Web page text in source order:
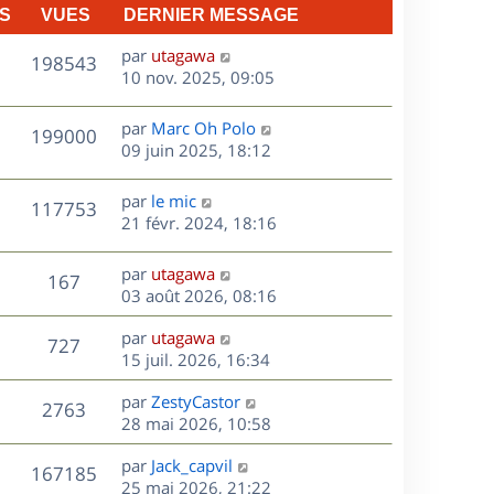
e
s
n
i
e
r
e
s
a
g
e
VUES DERNIER MESSAGE
198543V
u
e
s
D
e
n
i
r
m
e
s
s
a
g
e
par utagawa
10 nov. 2025, 09:05
199000V
u
e
s
D
e
i
e
r
m
e
s
a
e
par Marc Oh Polo
09 juin 2025, 18:12
117753V
u
D
e
i
e
r
m
e
s
s
a
g
e
par le mic
21 févr. 2024, 18:16
167V
u
s
D
e
r
n
i
e
r
m
e
s
par utagawa
03 août 2026, 08:16
727V
u
e
s
D
e
r
n
i
e
r
par utagawa
15 juil. 2026, 16:34
2763V
u
e
D
e
r
n
i
par ZestyCastor
28 mai 2026, 10:58
167185V
D
e
par Jack_capvil
25 mai 2026, 21:22